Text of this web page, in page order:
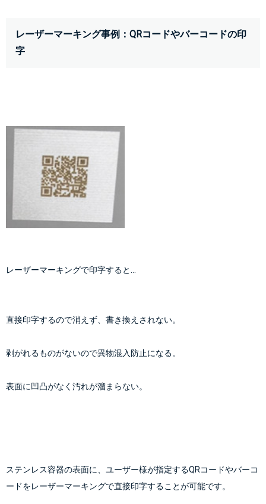
レーザーマーキング事例：QRコードやバーコードの印
字
レーザーマーキングで印字すると…
直接印字するので消えず、 書き換えされない。
剥がれるものがないので異物混入防止になる。
表面に凹凸がなく 汚れが溜まらない。
ステンレス容器の表面に、ユーザー様が指定するQRコードやバーコ
ードをレーザーマーキングで直接印字することが可能です。